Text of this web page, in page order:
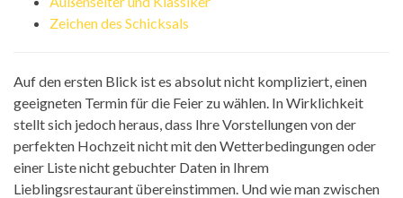
Zeichen des Schicksals
Auf den ersten Blick ist es absolut nicht kompliziert, einen
geeigneten Termin für die Feier zu wählen. In Wirklichkeit
stellt sich jedoch heraus, dass Ihre Vorstellungen von der
perfekten Hochzeit nicht mit den Wetterbedingungen oder
einer Liste nicht gebuchter Daten in Ihrem
Lieblingsrestaurant übereinstimmen. Und wie man zwischen